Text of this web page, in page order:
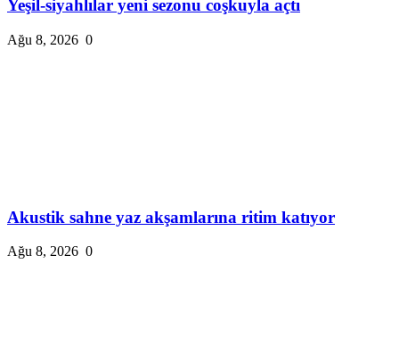
Yeşil-siyahlılar yeni sezonu coşkuyla açtı
Ağu 8, 2026 0
Akustik sahne yaz akşamlarına ritim katıyor
Ağu 8, 2026 0